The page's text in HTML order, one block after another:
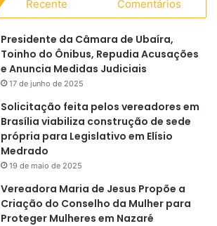
Recente Comentários
Presidente da Câmara de Ubaíra,
Toinho do Ônibus, Repudia Acusações
e Anuncia Medidas Judiciais
17 de junho de 2025
Solicitação feita pelos vereadores em
Brasília viabiliza construção de sede
própria para Legislativo em Elísio
Medrado
19 de maio de 2025
Vereadora Maria de Jesus Propõe a
Criação do Conselho da Mulher para
Proteger Mulheres em Nazaré